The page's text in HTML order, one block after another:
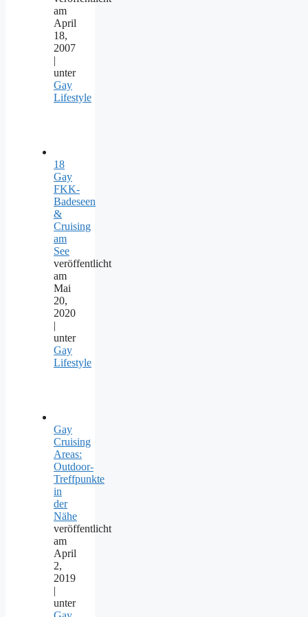
am
April
18,
2007
|
unter
Gay
Lifestyle
18
Gay
FKK-
Badeseen
&
Cruising
am
See
veröffentlicht
am
Mai
20,
2020
|
unter
Gay
Lifestyle
Gay
Cruising
Areas:
Outdoor-
Treffpunkte
in
der
Nähe
veröffentlicht
am
April
2,
2019
|
unter